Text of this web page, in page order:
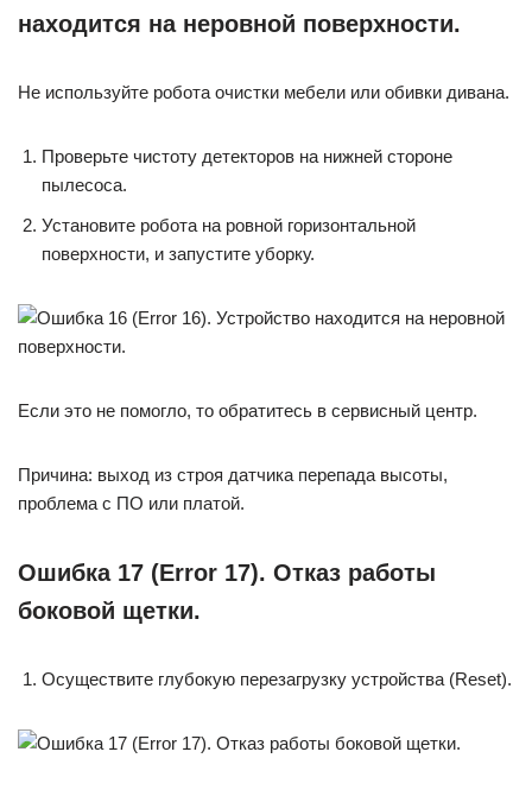
находится на неровной поверхности.
Не используйте робота очистки мебели или обивки дивана.
Проверьте чистоту детекторов на нижней стороне
пылесоса.
Установите робота на ровной горизонтальной
поверхности, и запустите уборку.
Если это не помогло, то обратитесь в сервисный центр.
Причина: выход из строя датчика перепада высоты,
проблема с ПО или платой.
Ошибка 17 (Error 17). Отказ работы
боковой щетки.
Осуществите глубокую перезагрузку устройства (Reset).